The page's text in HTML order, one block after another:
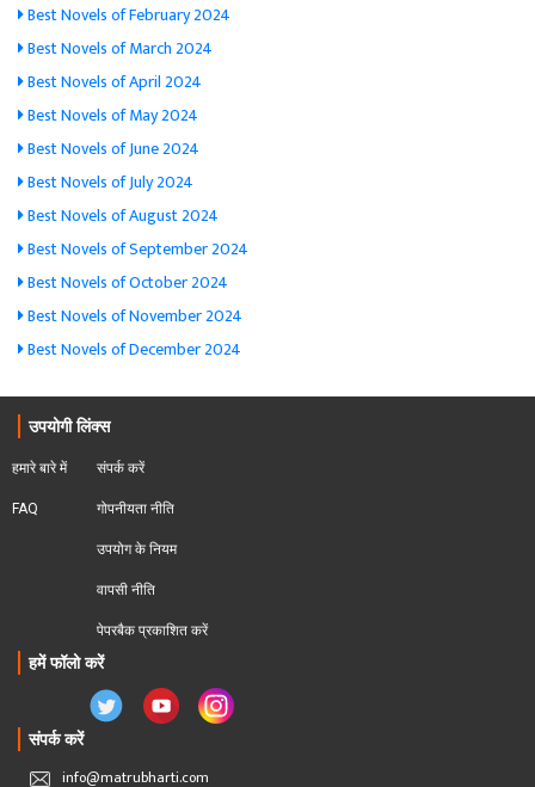
Best Novels of February 2024
Best Novels of March 2024
Best Novels of April 2024
Best Novels of May 2024
Best Novels of June 2024
Best Novels of July 2024
Best Novels of August 2024
Best Novels of September 2024
Best Novels of October 2024
Best Novels of November 2024
Best Novels of December 2024
उपयोगी लिंक्स
हमारे बारे में
FAQ
संपर्क करें
गोपनीयता नीति
उपयोग के नियम
वापसी नीति
पेपरबैक प्रकाशित करें
हमें फॉलो करें
संपर्क करें
info@matrubharti.com